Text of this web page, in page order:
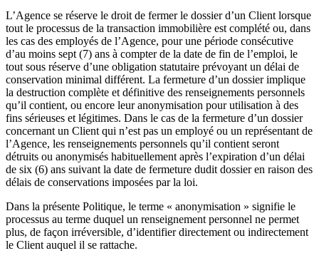
L’Agence se réserve le droit de fermer le dossier d’un Client lorsque
tout le processus de la transaction immobilière est complété ou, dans
les cas des employés de l’Agence, pour une période consécutive
d’au moins sept (7) ans à compter de la date de fin de l’emploi, le
tout sous réserve d’une obligation statutaire prévoyant un délai de
conservation minimal différent. La fermeture d’un dossier implique
la destruction complète et définitive des renseignements personnels
qu’il contient, ou encore leur anonymisation pour utilisation à des
fins sérieuses et légitimes. Dans le cas de la fermeture d’un dossier
concernant un Client qui n’est pas un employé ou un représentant de
l’Agence, les renseignements personnels qu’il contient seront
détruits ou anonymisés habituellement après l’expiration d’un délai
de six (6) ans suivant la date de fermeture dudit dossier en raison des
délais de conservations imposées par la loi.
Dans la présente Politique, le terme « anonymisation » signifie le
processus au terme duquel un renseignement personnel ne permet
plus, de façon irréversible, d’identifier directement ou indirectement
le Client auquel il se rattache.